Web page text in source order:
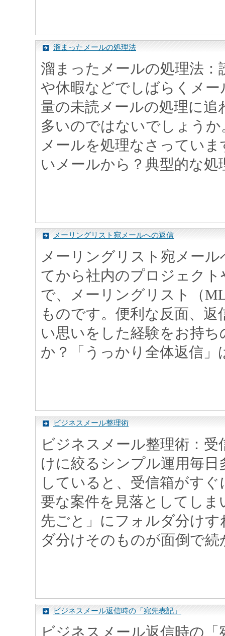
溜まったメールの処理法
溜まったメールの処理法
や休暇などでしばらくメ
量の未読メールの処理に
多いのではないでしょう
メールを処理なさってい
いメールから？典型的な処
メーリングリスト宛メールへの返信
メーリングリスト宛メー
てから社内のプロジェク
で、メーリングリスト（
ものです。便利な反面、
い思いをした経験をお持
か？「うっかり全体返信」
ビジネスメール整理術
ビジネスメール整理術：
けに絞るシンプル運用毎
していると、受信箱がす
要な案件を見落としてし
先ごと」にフォルダ分け
ダ分けそのものが面倒で続
ビジネスメール返信時の「宛先表記」
ビジネスメール返信時の